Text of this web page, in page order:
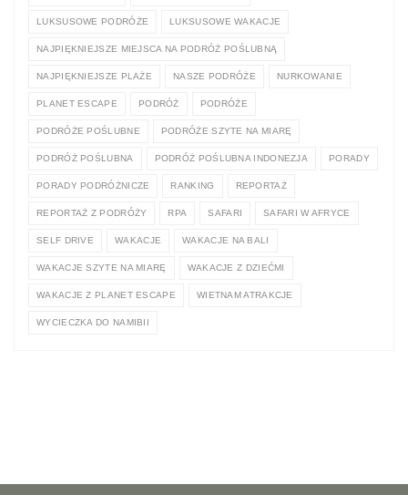
LUKSUSOWE PODRÓŻE LUKSUSOWE WAKACJE
NAJPIĘKNIEJSZE MIEJSCA NA PODRÓŻ POŚLUBNĄ
NAJPIĘKNIEJSZE PLAŻE NASZE PODRÓŻE NURKOWANIE
PLANET ESCAPE PODRÓŻ PODRÓŻE
PODRÓŻE POŚLUBNE PODRÓŻE SZYTE NA MIARĘ
PODRÓŻ POŚLUBNA PODRÓŻ POŚLUBNA INDONEZJA PORADY
PORADY PODRÓŻNICZE RANKING REPORTAŻ
REPORTAŻ Z PODRÓŻY RPA SAFARI SAFARI W AFRYCE
SELF DRIVE WAKACJE WAKACJE NA BALI
WAKACJE SZYTE NA MIARĘ WAKACJE Z DZIEĆMI
WAKACJE Z PLANET ESCAPE WIETNAM ATRAKCJE
WYCIECZKA DO NAMIBII